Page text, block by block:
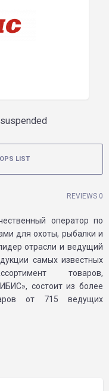
LIST
REVIEWS 0
оператор по
для охоты, рыбалки и
отрасли и ведущий
самых известных
товаров,
состоит из более
от 715 ведущих